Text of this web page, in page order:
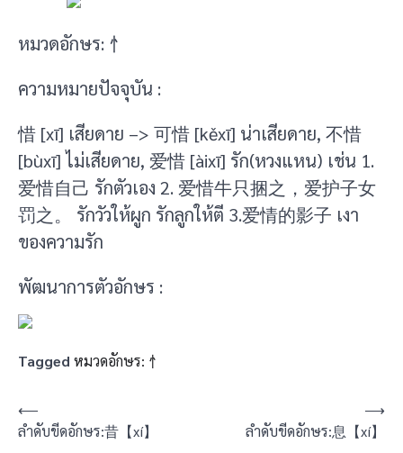
หมวดอักษร: 忄
ความหมายปัจจุบัน :
惜 [xī] เสียดาย –> 可惜 [kěxī] น่าเสียดาย, 不惜
[bùxī] ไม่เสียดาย, 爱惜 [àixī] รัก(หวงแหน) เช่น 1.
爱惜自己 รักตัวเอง 2. 爱惜牛只捆之，爱护子女
罚之。 รักวัวให้ผูก รักลูกให้ตี 3.爱情的影子 เงา
ของความรัก
พัฒนาการตัวอักษร :
Tagged หมวดอักษร: 忄
แนะแนว
เรื่อง
⟵
ลำดับขีดอักษร:昔【xí】
ลำดับขีดอักษร:息【xí】
⟶